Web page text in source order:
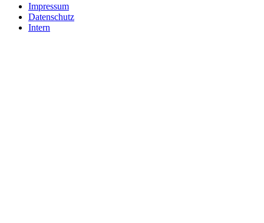
Impressum
Datenschutz
Intern